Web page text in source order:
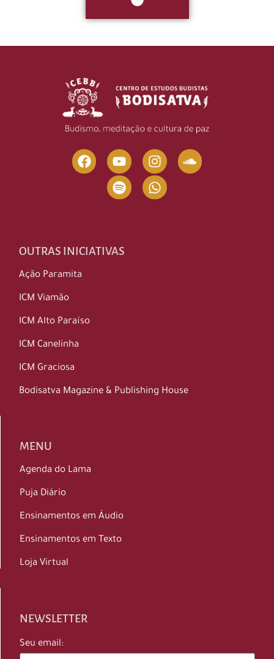
OUTRAS INICIATIVAS
Ação Paramita
ICM Viamão
ICM Alto Paraíso
ICM Canelinha
ICM Graciosa
Bodisatva Magazine & Publishing House
MENU
Agenda do Lama
Puja Diário
Ensinamentos em Áudio
Ensinamentos em Texto
Loja Virtual
NEWSLETTER
Seu email: